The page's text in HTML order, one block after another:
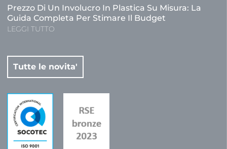
Prezzo Di Un Involucro In Plastica Su Misura: La
Guida Completa Per Stimare Il Budget
LEGGI TUTTO
Tutte le novita'